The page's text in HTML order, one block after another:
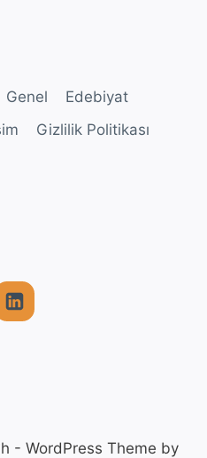
Genel
Edebiyat
Gizlilik Politikası
- WordPress Theme by